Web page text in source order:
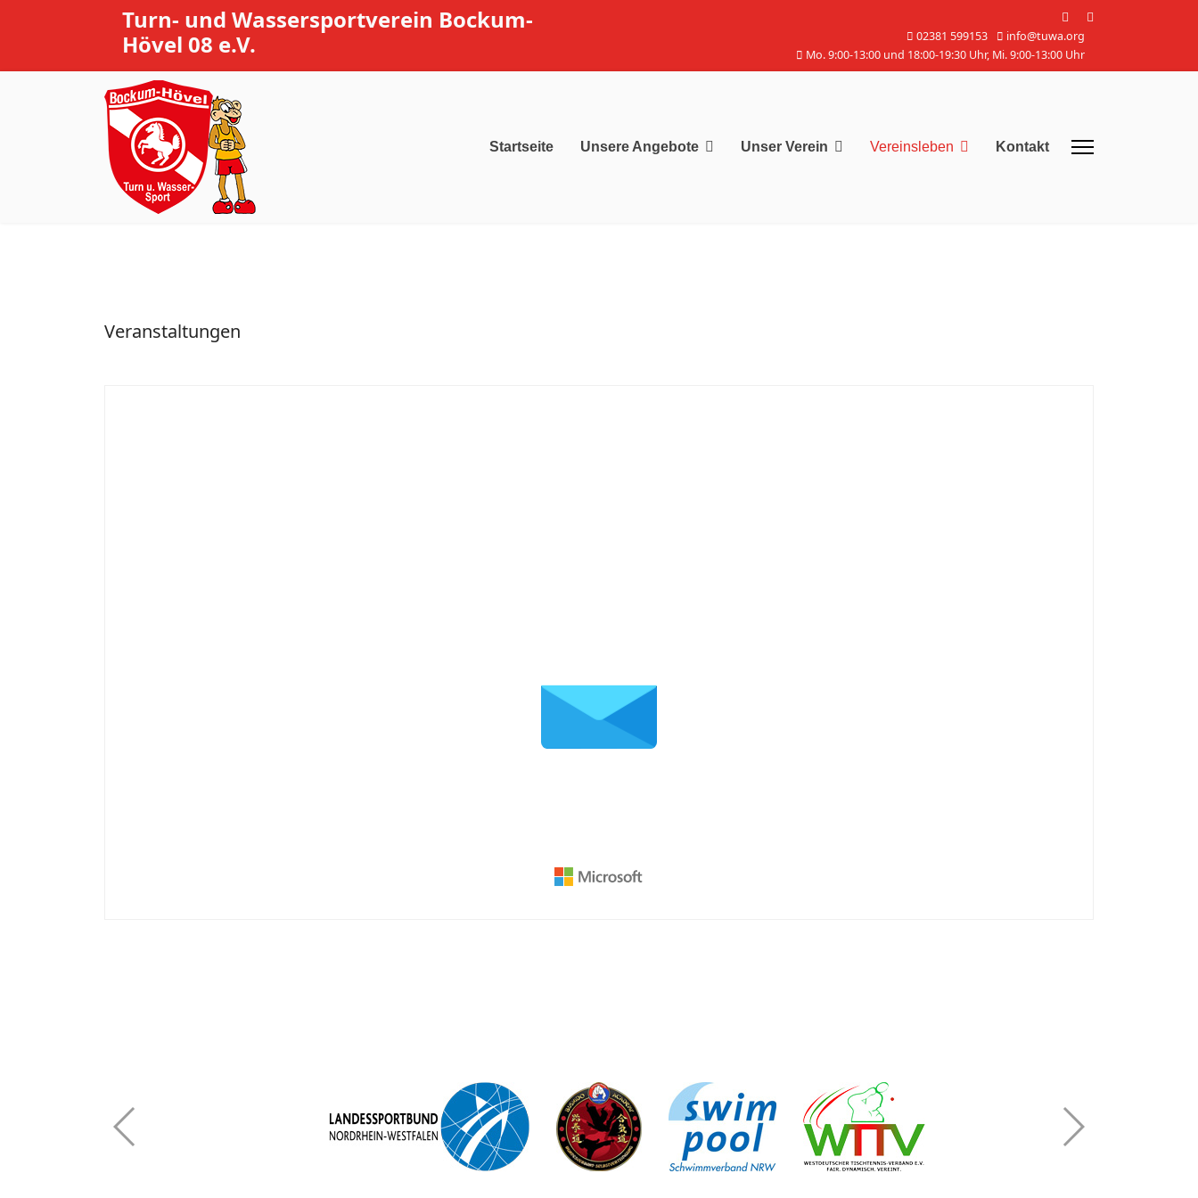
Turn- und Wassersportverein Bockum-
Hövel 08 e.V.
02381 599153
info@tuwa.org
Mo. 9:00-13:00 und 18:00-19:30 Uhr, Mi. 9:00-13:00 Uhr
Startseite Unsere Angebote Unser Verein Vereinsleben Kontakt
Veranstaltungen